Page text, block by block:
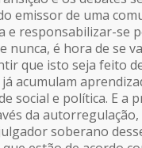
emissor de uma
e responsabilizar-se
nunca, é hora de se
que isto seja feito
acumulam
social e política. E a
da
soberano